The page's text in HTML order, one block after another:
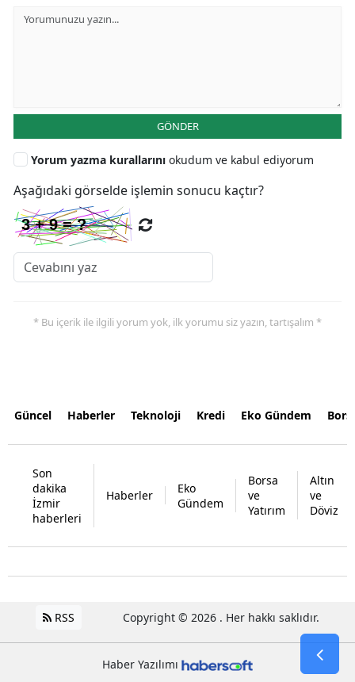
GÖNDER
Yorum yazma kurallarını okudum ve kabul ediyorum
Aşağıdaki görselde işlemin sonucu kaçtır?
* Bu içerik ile ilgili yorum yok, ilk yorumu siz yazın, tartışalım *
Güncel Haberler Teknoloji Kredi Eko Gündem
Son
dakika
İzmir
haberleri
Haberler
Eko
Gündem
Borsa
ve
Yatırım
Altın
ve
Döviz
RSS Copyright © 2026 . Her hakkı saklıdır.
Haber Yazılımı